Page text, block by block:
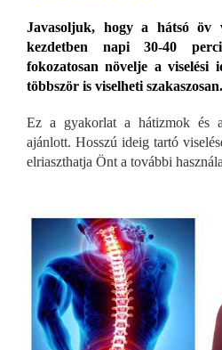
Javasoljuk, hogy a hátsó öv
kezdetben napi 30-40
fokozatosan növelje a viselési
többször is viselheti szakaszosan.
Ez a gyakorlat a hátizmok és
ajánlott. Hosszú ideig tartó
elriaszthatja Önt a további